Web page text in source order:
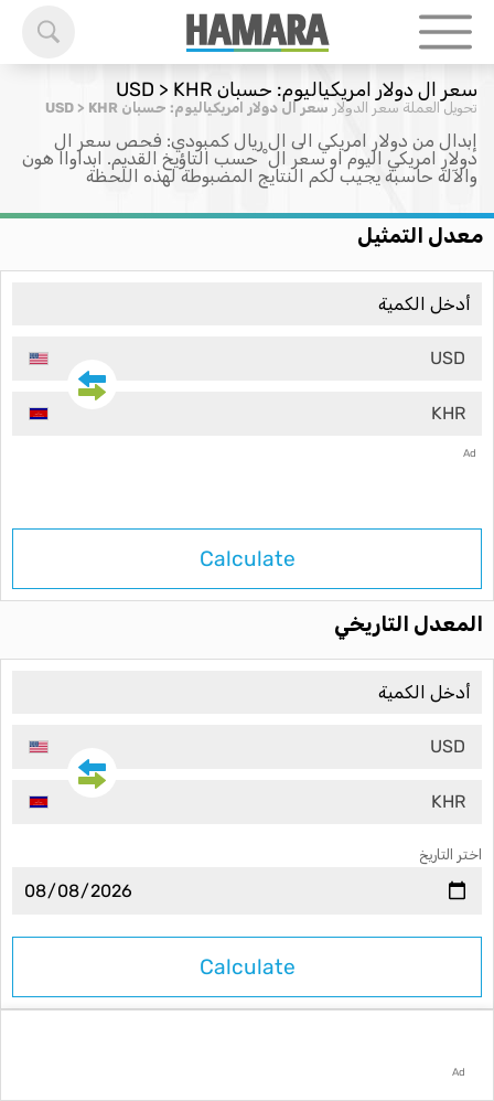
سعر ال دولار امريكياليوم: حسبان USD > KHR
تحويل العملة سعر الدولار سعر ال دولار امريكياليوم: حسبان USD > KHR
إبدال من دولار امريكي الى ال ريال كمبودي: فحص سعر ال
دولار امريكي اليوم او سعر ال ْ حسب التاؤيخ القديم. ابداواا هون
والآلة حاسبة يجيب لكم النتايج المضبوطة لهذه اللحظة
معدل التمثيل
USD
KHR
Ad
Calculate
المعدل التاريخي
USD
KHR
اختر التاريخ
Ad